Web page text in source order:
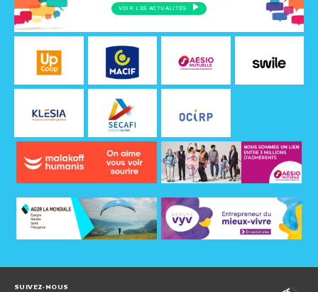
VOIR LES ACTUALITÉS
SUIVEZ-NOUS